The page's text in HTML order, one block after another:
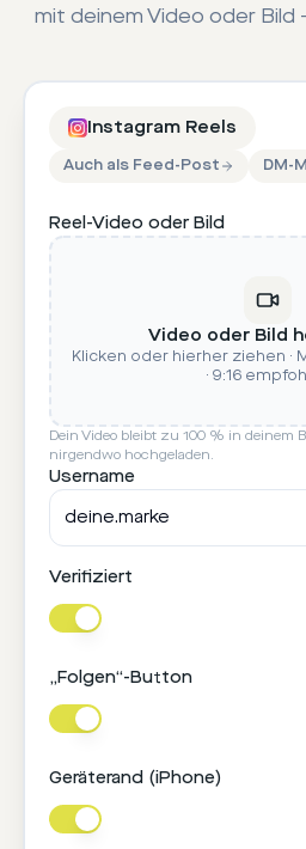
mit deinem Video oder Bild
Instagram Reels
Auch als Feed-Post DM-
Reel-Video oder Bild
Video oder Bild
Klicken oder hierher ziehen ·
· 9:16
Dein Video bleibt zu 100 % in deinem
nirgendwo hochgeladen.
Username
Verifiziert
„Folgen“-Button
Geräterand (iPhone)